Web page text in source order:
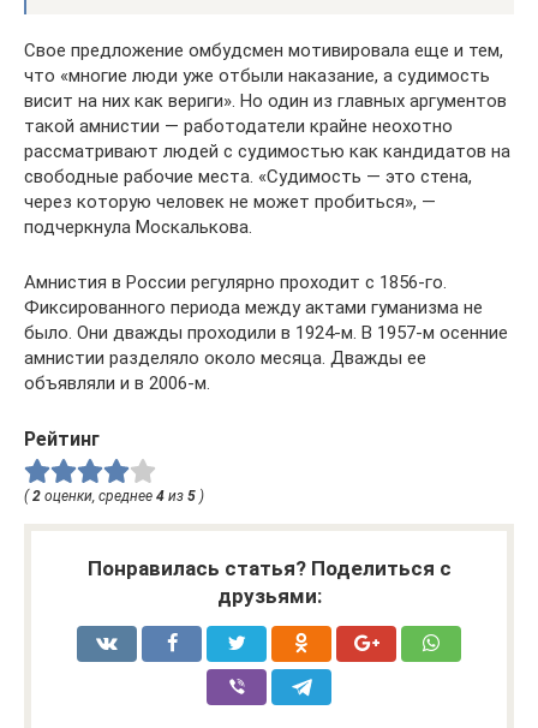
Свое предложение омбудсмен мотивировала еще и тем,
что «многие люди уже отбыли наказание, а судимость
висит на них как вериги». Но один из главных аргументов
такой амнистии — работодатели крайне неохотно
рассматривают людей с судимостью как кандидатов на
свободные рабочие места. «Судимость — это стена,
через которую человек не может пробиться», —
подчеркнула Москалькова.
Амнистия в России регулярно проходит с 1856-го.
Фиксированного периода между актами гуманизма не
было. Они дважды проходили в 1924-м. В 1957-м осенние
амнистии разделяло около месяца. Дважды ее
объявляли и в 2006-м.
Рейтинг
( 2 оценки, среднее 4 из 5 )
Понравилась статья? Поделиться с
друзьями: